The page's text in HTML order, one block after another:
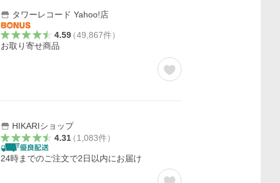
タワーレコード Yahoo!店
4.59（49,867件）
お取り寄せ商品
HIKARIショップ
4.31（1,083件）
24時までのご注文で2日以内にお届け